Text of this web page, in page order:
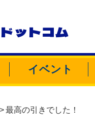
ドットコム
イベント
最高の引きでした！